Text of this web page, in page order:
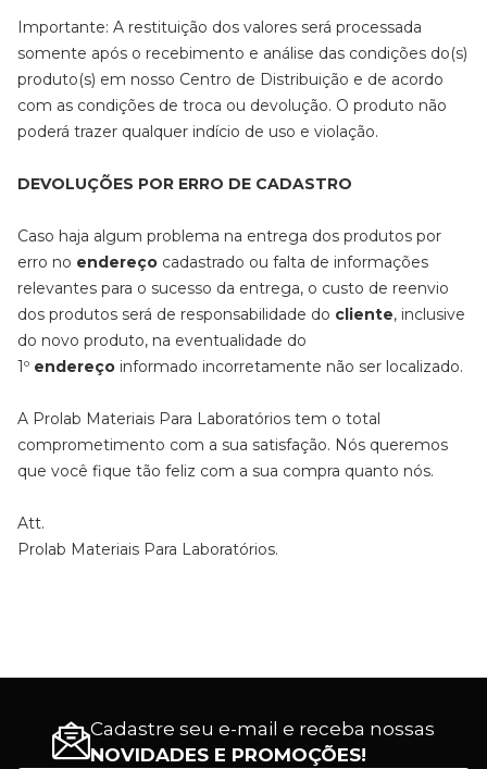
Importante: A restituição dos valores será processada
somente após o recebimento e análise das condições do(s)
produto(s) em nosso Centro de Distribuição e de acordo
com as condições de troca ou devolução. O produto não
poderá trazer qualquer indício de uso e violação.
DEVOLUÇÕES POR ERRO DE CADASTRO
Caso haja algum problema na entrega dos produtos por
erro no endereço cadastrado ou falta de informações
relevantes para o sucesso da entrega, o custo de reenvio
dos produtos será de responsabilidade do cliente, inclusive
do novo produto, na eventualidade do
1º endereço informado incorretamente não ser localizado.
A Prolab Materiais Para Laboratórios tem o total
comprometimento com a sua satisfação. Nós queremos
que você fique tão feliz com a sua compra quanto nós.
Att.
Prolab Materiais Para Laboratórios.
Cadastre seu e-mail e receba nossas
NOVIDADES E PROMOÇÕES!